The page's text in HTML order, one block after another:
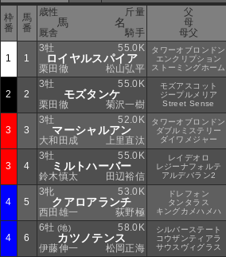
枠
番
馬
番
斤量
歳性
馬 名
厩舎 騎手
父
母
母父
1 1
55.0K
3牡
ロイヤルスパイア
栗田徹 松山弘平
タワーオブロンドン
エンクリプション
ストーミングホーム
2 2
55.0K
3牡
モズタンケ
栗田徹 菊沢一樹
モズアスコット
ジープルメリア
Street Sense
3 3
52.0K
3牡
マーシャルアン
大和田成 上里直汰
タワーオブロンドン
ダブルミステリー
ダイワメジャー
3 4
55.0K
3牡
ミルトハーバー
鈴木慎太 田辺裕信
レイデオロ
レジーナフォルテ
アルデバラン2
4 5
53.0K
3牝
クアロアランチ
西田雄一 荻野極
ドレフォン
タンタラス
キングカメハメハ
4 6
58.0K
6牡 (地)
カツノテンス
伊藤伸一 松岡正海
シルバーステート
コウザンティアラ
サウスヴィグラス